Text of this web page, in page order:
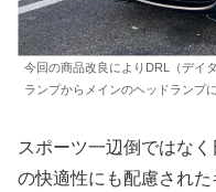
今回の商品改良によりDRL（デイ
ランプからメインのヘッドランプ
スポーツ一辺倒ではな
の快適性にも配慮され